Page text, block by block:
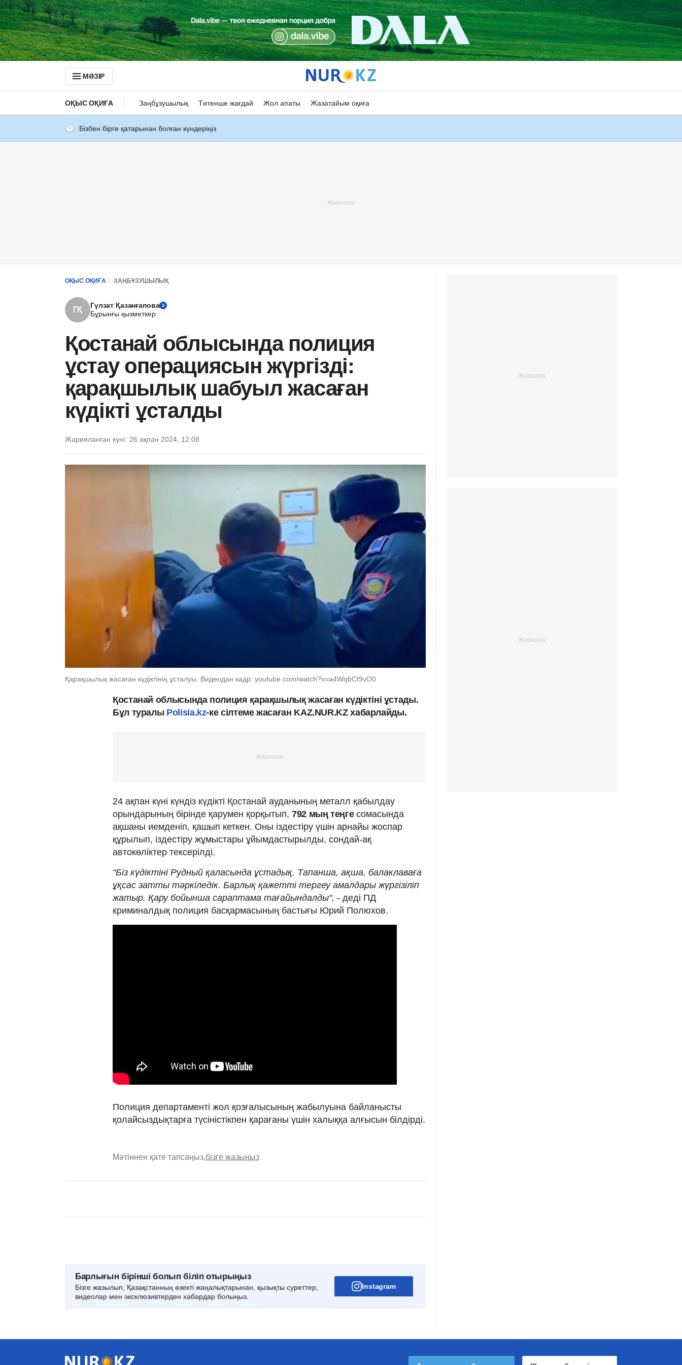
МӘЗІР
ОҚЫС ОҚИҒА Заңбұзушылық Төтенше жағдай Жол апаты Жазатайым оқиға
Бізбен бірге қатарынан болған күндеріңіз
ОҚЫС ОҚИҒА ЗАҢБҰЗУШЫЛЫҚ
ГҚ
Гүлзат Қазанғапова
Бұрынғы қызметкер
Қостанай облысында полиция
ұстау операциясын жүргізді:
қарақшылық шабуыл жасаған
күдікті ұсталды
Жарияланған күні: 26 ақпан 2024, 12:08
Қарақшылық жасаған күдіктінің ұсталуы. Видеодан кадр: youtube.com/watch?v=a4WqbCt9vO0
Қостанай облысында полиция қарақшылық жасаған күдіктіні ұстады.
Бұл туралы Polisia.kz-ке сілтеме жасаған KAZ.NUR.KZ хабарлайды.
24 ақпан күні күндіз күдікті Қостанай ауданының металл қабылдау
орындарының бірінде қарумен қорқытып, 792 мың теңге сомасында
ақшаны иемденіп, қашып кеткен. Оны іздестіру үшін арнайы жоспар
құрылып, іздестіру жұмыстары ұйымдастырылды, сондай-ақ
автокөліктер тексерілді.
"Біз күдіктіні Рудный қаласында ұстадық. Тапанша, ақша, балаклаваға
ұқсас затты тәркіледік. Барлық қажетті тергеу амалдары жүргізіліп
жатыр. Қару бойынша сараптама тағайындалды", - деді ПД
криминалдық полиция басқармасының бастығы Юрий Полюхов.
Полиция департаменті жол қозғалысының жабылуына байланысты
қолайсыздықтарға түсіністікпен қарағаны үшін халыққа алғысын білдірді.
Мәтіннен қате тапсаңыз,бізге жазыңыз
Барлығын бірінші болып біліп отырыңыз
Бізге жазылып, Қазақстанның өзекті жаңалықтарынан, қызықты суреттер,
видеолар мен эксклюзивтерден хабардар болыңыз.
Instagram